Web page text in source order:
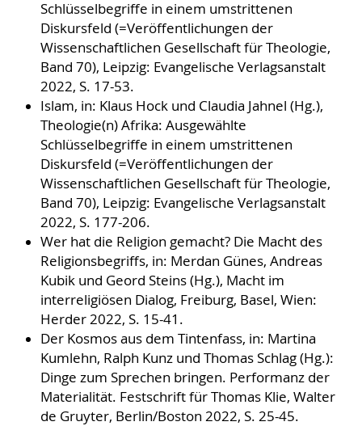
Schlüsselbegriffe in einem umstrittenen
Diskursfeld (=Veröffentlichungen der
Wissenschaftlichen Gesellschaft für Theologie,
Band 70), Leipzig: Evangelische Verlagsanstalt
2022, S. 17-53.
Islam, in: Klaus Hock und Claudia Jahnel (Hg.),
Theologie(n) Afrika: Ausgewählte
Schlüsselbegriffe in einem umstrittenen
Diskursfeld (=Veröffentlichungen der
Wissenschaftlichen Gesellschaft für Theologie,
Band 70), Leipzig: Evangelische Verlagsanstalt
2022, S. 177-206.
Wer hat die Religion gemacht? Die Macht des
Religionsbegriffs, in: Merdan Günes, Andreas
Kubik und Geord Steins (Hg.), Macht im
interreligiösen Dialog, Freiburg, Basel, Wien:
Herder 2022, S. 15-41.
Der Kosmos aus dem Tintenfass, in: Martina
Kumlehn, Ralph Kunz und Thomas Schlag (Hg.):
Dinge zum Sprechen bringen. Performanz der
Materialität. Festschrift für Thomas Klie, Walter
de Gruyter, Berlin/Boston 2022, S. 25-45.